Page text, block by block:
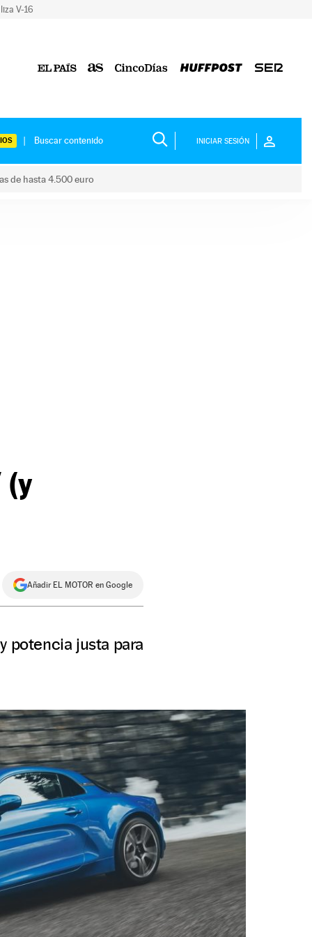
V-16
INICIAR SESIÓN
de hasta 4.500 euro
(y
Añadir EL MOTOR en Google
potencia justa para